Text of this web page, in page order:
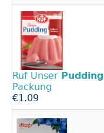
Ruf Unser Pudding
Packung
€1.09